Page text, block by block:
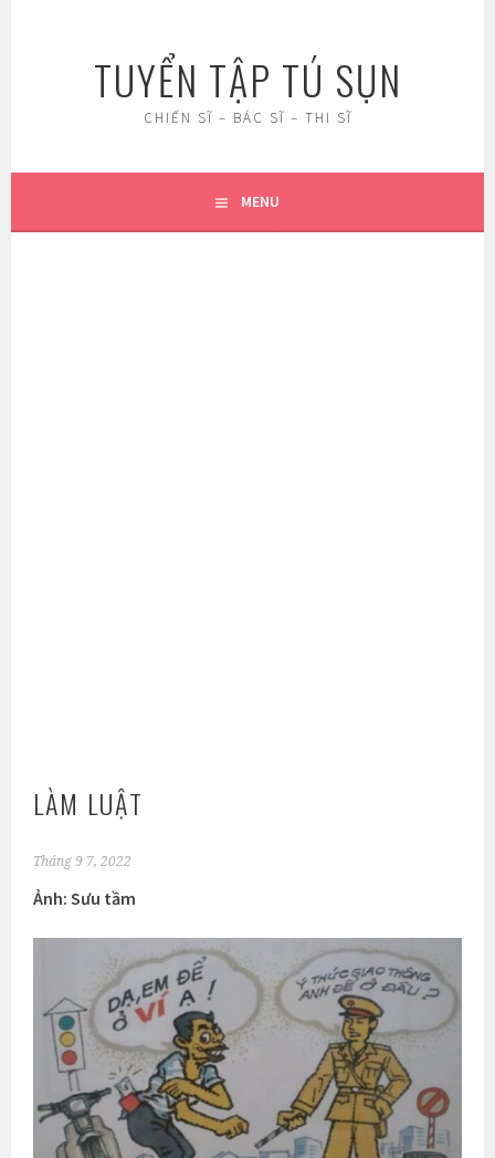
TUYỂN TẬP TÚ SỤN
CHIẾN SĨ – BÁC SĨ – THI SĨ
MENU
LÀM LUẬT
Tháng 9 7, 2022
Ảnh: Sưu tầm